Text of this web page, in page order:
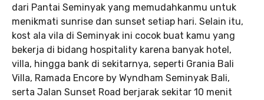
dari Pantai Seminyak yang memudahkanmu untuk
menikmati sunrise dan sunset setiap hari. Selain itu,
kost ala vila di Seminyak ini cocok buat kamu yang
bekerja di bidang hospitality karena banyak hotel,
villa, hingga bank di sekitarnya, seperti Grania Bali
Villa, Ramada Encore by Wyndham Seminyak Bali,
serta Jalan Sunset Road berjarak sekitar 10 menit